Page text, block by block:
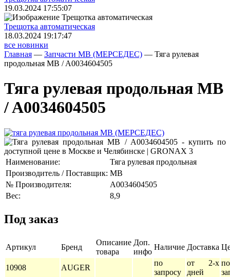
19.03.2024 17:55:07
Трещoтка автоматическая
18.03.2024 19:17:47
все новинки
Главная — Запчасти MB (МЕРСЕДЕС) — Тяга рулевая
продольная MB / A0034604505
Тяга рулевая продольная MB
/ A0034604505
Наименование:
Тяга рулевая продольная
Производитель / Поставщик: MB
№ Производителя:
A0034604505
Вес:
8,9
Под заказ
Артикул Бренд
Описание
товара
Доп.
инфо
Наличие Доставка
10908 AUGER
по
запросу
от 2-х
дней
по